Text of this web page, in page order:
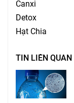
Canxi
Detox
Hạt Chia
TIN LIÊN QUAN